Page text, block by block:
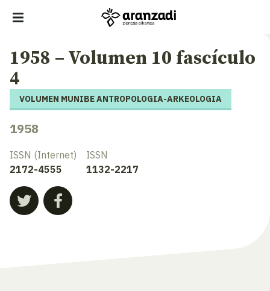
1958 – Volumen 10 fascículo
4
VOLUMEN MUNIBE ANTROPOLOGIA-ARKEOLOGIA
1958
ISSN (Internet)
2172-4555
ISSN
1132-2217